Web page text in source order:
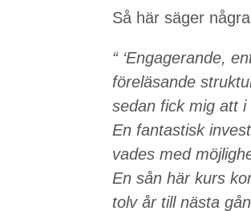
Så här säger
“ ‘Engagerande,
föreläsande
sedan fick mig att
En fan­tastisk
vades med
En sån här kurs
tolv år till näs­ta